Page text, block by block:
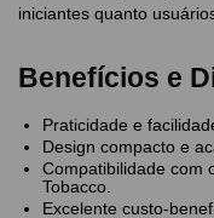
iniciantes quanto
Benefícios e
Praticidade e
Design compacto e
Compatibilidade com
Tobacco.
Excelente custo-